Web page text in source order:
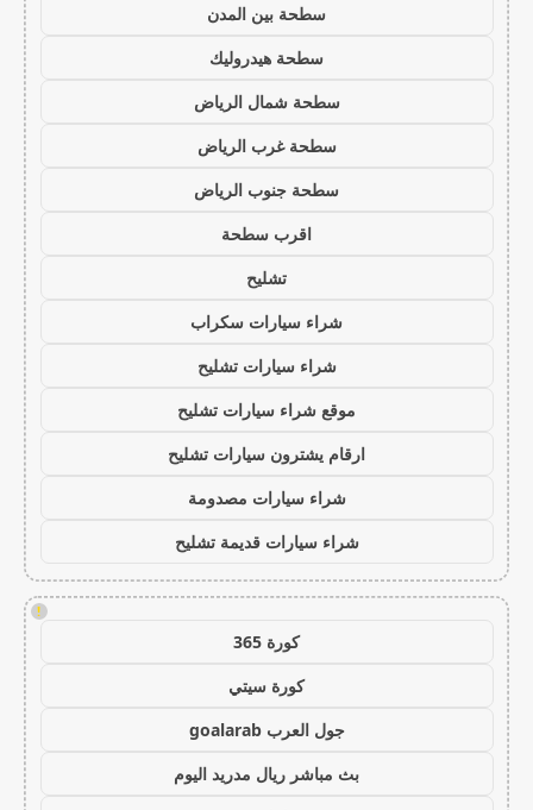
سطحة بين المدن
سطحة هيدروليك
سطحة شمال الرياض
سطحة غرب الرياض
سطحة جنوب الرياض
اقرب سطحة
تشليح
شراء سيارات سكراب
شراء سيارات تشليح
موقع شراء سيارات تشليح
ارقام يشترون سيارات تشليح
شراء سيارات مصدومة
شراء سيارات قديمة تشليح
!
كورة 365
كورة سيتي
جول العرب goalarab
بث مباشر ريال مدريد اليوم